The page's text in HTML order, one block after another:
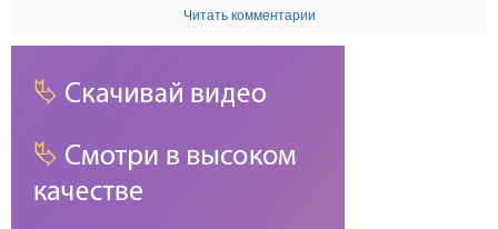
Читать комментарии